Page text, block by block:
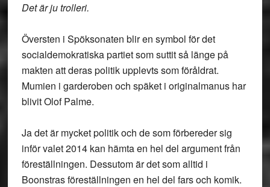
Det är ju trolleri.
Översten i Spöksonaten blir en symbol för det
socialdemokratiska partiet som suttit så länge på
makten att deras politik upplevts som föråldrat.
Mumien i garderoben och späket i originalmanus har
blivit Olof Palme.
Ja det är mycket politik och de som förbereder sig
inför valet 2014 kan hämta en hel del argument från
föreställningen. Dessutom är det som alltid i
Boonstras föreställningen en hel del fars och komik.